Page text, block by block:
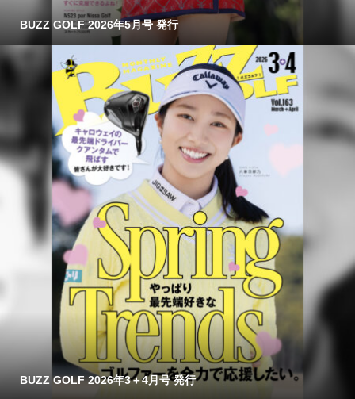
BUZZ GOLF 2026年5月号 発行
BUZZ GOLF 2026年3＋4月号 発行